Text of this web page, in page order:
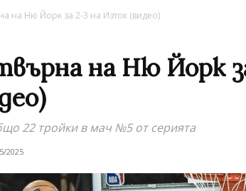
на Ню Йорк за 2-3 на Изток (видео)
на Ню Йорк
22 тройки в мач №5 от серията
2025